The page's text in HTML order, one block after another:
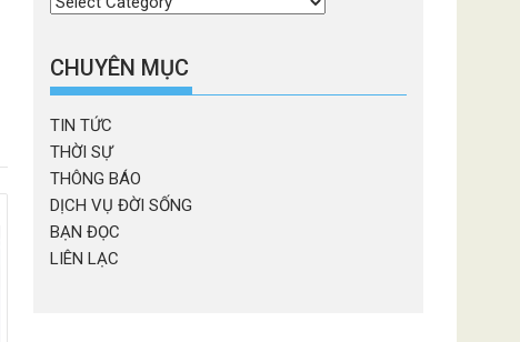
mục
CHUYÊN MỤC
TIN TỨC
THỜI SỰ
THÔNG BÁO
DỊCH VỤ ĐỜI SỐNG
BẠN ĐỌC
LIÊN LẠC